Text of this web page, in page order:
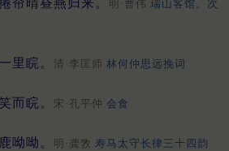
帘晴昼燕归来。 明·曹伟 瑞山客馆。次
里睆。
清·李匡师 林何仲思远挽词
而睆。
宋·孔平仲 会食
呦呦。
明·龚敩 寿马太守长律三十四韵